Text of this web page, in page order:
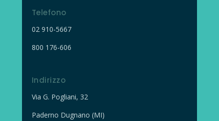
Telefono
02 910-5667
800 176-606
Indirizzo
Via G. Pogliani, 32
Paderno Dugnano (MI)